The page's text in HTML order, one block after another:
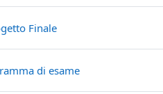
Finale
di esame